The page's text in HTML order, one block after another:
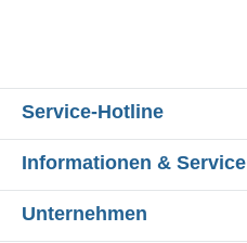
Service-Hotline
Informationen & Service
Unternehmen